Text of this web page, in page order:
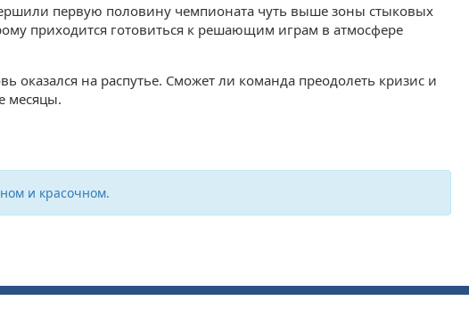
первую половину чемпионата чуть выше зоны стыковых
приходится готовиться к решающим играм в атмосфере
на распутье. Сможет ли команда преодолеть кризис и
месяцы.
и красочном.